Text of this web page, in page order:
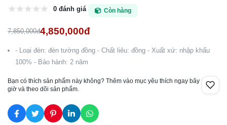
0 đánh giá Còn hàng
7,850,000đ4,850,000đ
- Loại đèn: đèn tường đồng - Chất liêu: đồng - Xuất xứ: nhập khẩu
100% - Bảo hành: 2 năm
Bạn có thích sản phẩm này không? Thêm vào mục yêu thích ngay bây
giờ và theo dõi sản phẩm.